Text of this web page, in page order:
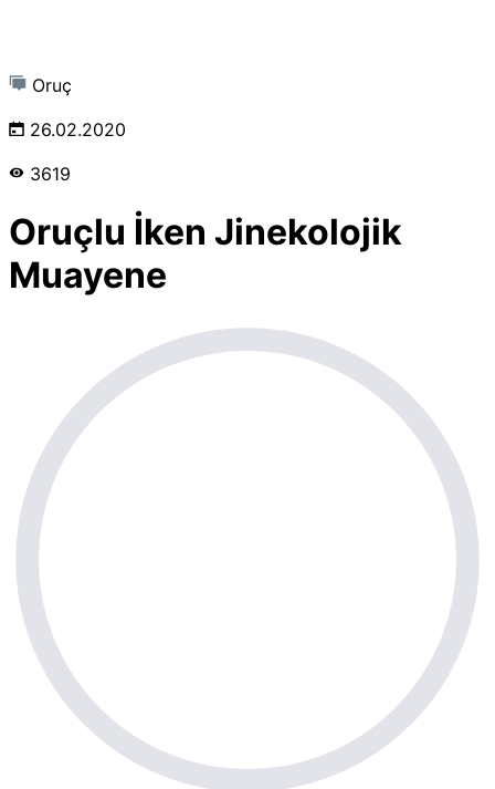
Oruç
26.02.2020
3619
Oruçlu İken Jinekolojik
Muayene